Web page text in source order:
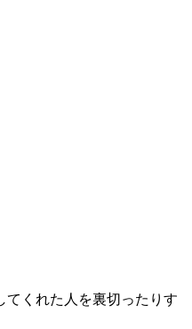
くれた人を裏切ったりす